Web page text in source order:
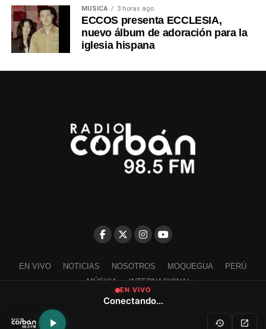
MÚSICA 3 horas ago
ECCOS presenta ECCLESIA,
nuevo álbum de adoración para la
iglesia hispana
EN VIVO NOTICIAS NOSOTROS MOQUEGUA
PERÚ
MÚSICA
INTERNACIONAL
Escríbenos a contacto@radiocorban.com
EN VIVO
Conectando...